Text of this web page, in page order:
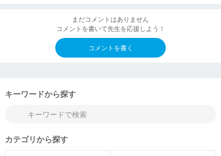
まだコメントはありません
コメントを書いて先生を応援しよう！
コメントを書く
キーワードから探す
カテゴリから探す